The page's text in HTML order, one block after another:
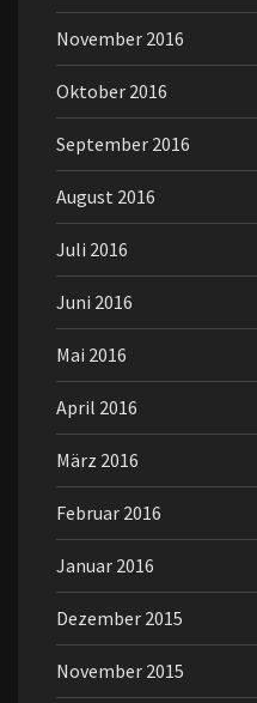
November 2016
Oktober 2016
September 2016
August 2016
Juli 2016
Juni 2016
Mai 2016
April 2016
März 2016
Februar 2016
Januar 2016
Dezember 2015
November 2015